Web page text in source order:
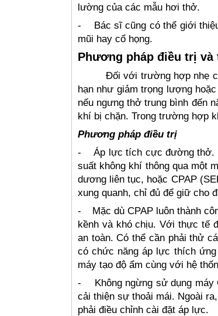
lường của các mẫu hơi thở.
-
Bác sĩ cũng có thể giới
mũi hay cổ họng.
Phương pháp điều trị và
Đối với trường hợp nhẹ của
hạn như giảm trọng lượng
nếu ngưng thở trung bình đến
khí bị chặn. Trong trường hợp
Phương pháp điều trị
-
Áp lực tích cực đường thở.
suất không khí thông qua một
dương liên tục, hoặc CPAP
xung quanh, chỉ đủ để giữ cho
-
Mặc dù CPAP luôn thành
kềnh và khó chịu. Với thực tế
an toàn. Có thể cần phải thử
có chức năng áp lực thích
máy tạo độ ẩm cùng với hệ
-
Không ngừng sử dụng
cải thiện sự thoải mái. Ngoài
phải điều chỉnh cài đặt áp lực.